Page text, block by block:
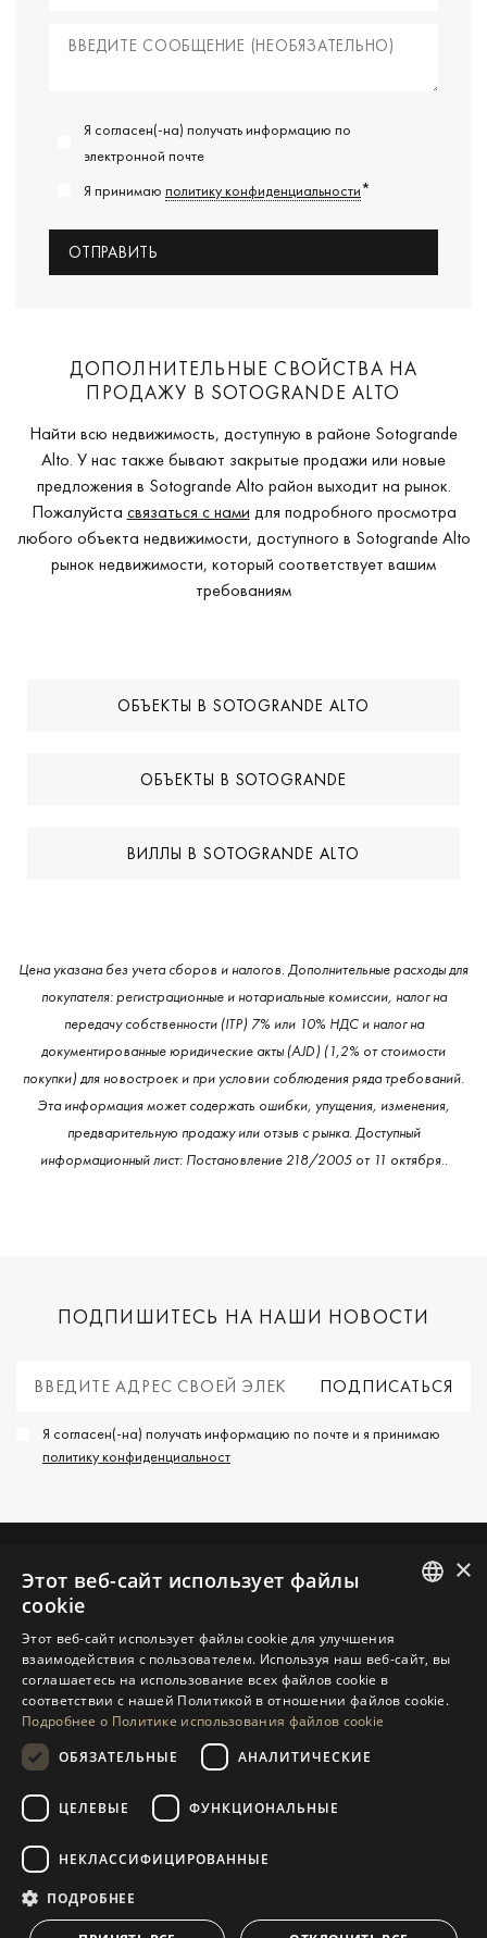
Я согласен(-на) получать информацию по
электронной почте
Я принимаю политику конфиденциальности*
ДОПОЛНИТЕЛЬНЫЕ СВОЙСТВА НА
ПРОДАЖУ В SOTOGRANDE ALTO
Найти всю недвижимость, доступную в районе Sotogrande
Alto. У нас также бывают закрытые продажи или новые
предложения в Sotogrande Alto район выходит на рынок.
Пожалуйста связаться с нами для подробного просмотра
любого объекта недвижимости, доступного в Sotogrande Alto
рынок недвижимости, который соответствует вашим
требованиям
ОБЪЕКТЫ В SOTOGRANDE ALTO
ОБЪЕКТЫ В SOTOGRANDE
ВИЛЛЫ В SOTOGRANDE ALTO
Цена указана без учета сборов и налогов. Дополнительные расходы для
покупателя: регистрационные и нотариальные комиссии, налог на
передачу собственности (ITP) 7% или 10% НДС и налог на
документированные юридические акты (AJD) (1,2% от стоимости
покупки) для новостроек и при условии соблюдения ряда требований.
Эта информация может содержать ошибки, упущения, изменения,
предварительную продажу или отзыв с рынка. Доступный
информационный лист: Постановление 218/2005 от 11 октября..
ПОДПИШИТЕСЬ НА НАШИ НОВОСТИ
Я согласен(-на) получать информацию по почте и я принимаю
политику конфиденциальност
СВЯЖИТЕСЬ С НАМИ
ЗАПРОСИТЬ ДОПОЛНИТЕЛЬНУЮ
ИНФОРМАЦИЮ
СООБЩИТЕ НАМ
НАВИГАЦИЯ
Объекты
Путеводители
КОЛЛЕКЦИЯ
Эксклюзивы
СВЯЗАТЬСЯ
SPANISH
GERMAN
DUTCH
×
Этот веб-сайт использует файлы
cookie
Этот веб-сайт использует файлы cookie для улучшения
взаимодействия с пользователем. Используя наш веб-сайт, вы
соглашаетесь на использование всех файлов cookie в
соответствии с нашей Политикой в ​​отношении файлов cookie.
Подробнее о Политике использования файлов cookie
ОБЯЗАТЕЛЬНЫЕ
АНАЛИТИЧЕСКИЕ
ЦЕЛЕВЫЕ ФУНКЦИОНАЛЬНЫЕ
НЕКЛАССИФИЦИРОВАННЫЕ
ПОДРОБНЕЕ